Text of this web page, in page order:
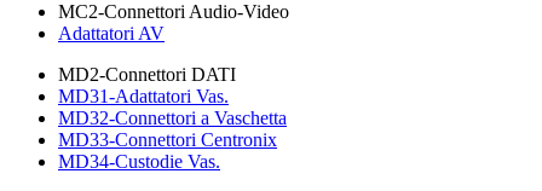
MC2-Connettori Audio-Video
Adattatori AV
MD2-Connettori DATI
MD31-Adattatori Vas.
MD32-Connettori a Vaschetta
MD33-Connettori Centronix
MD34-Custodie Vas.